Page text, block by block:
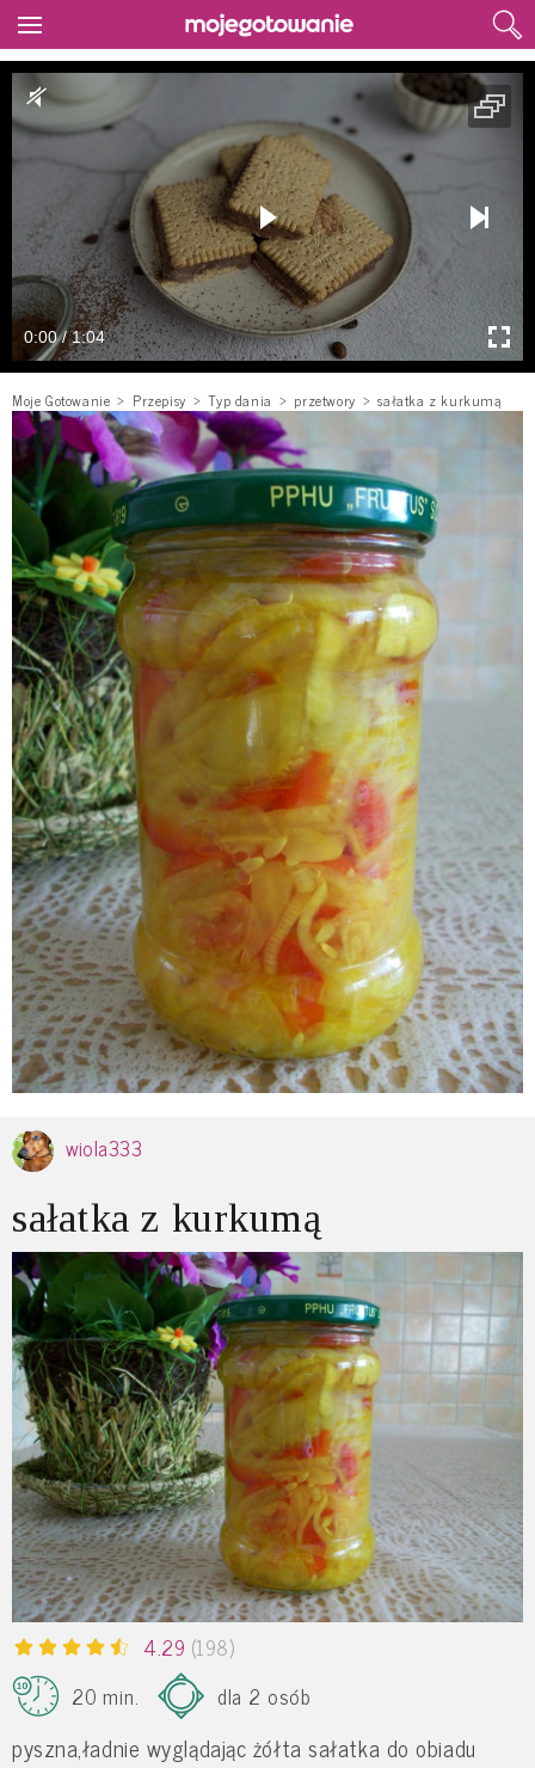
0:00 / 1:04
Moje Gotowanie Przepisy Typ dania przetwory sałatka z kurkumą
wiola333
sałatka z kurkumą
4.29 (198)
20 min.
dla 2 osób
pyszna,ładnie wyglądając żółta sałatka do obiadu